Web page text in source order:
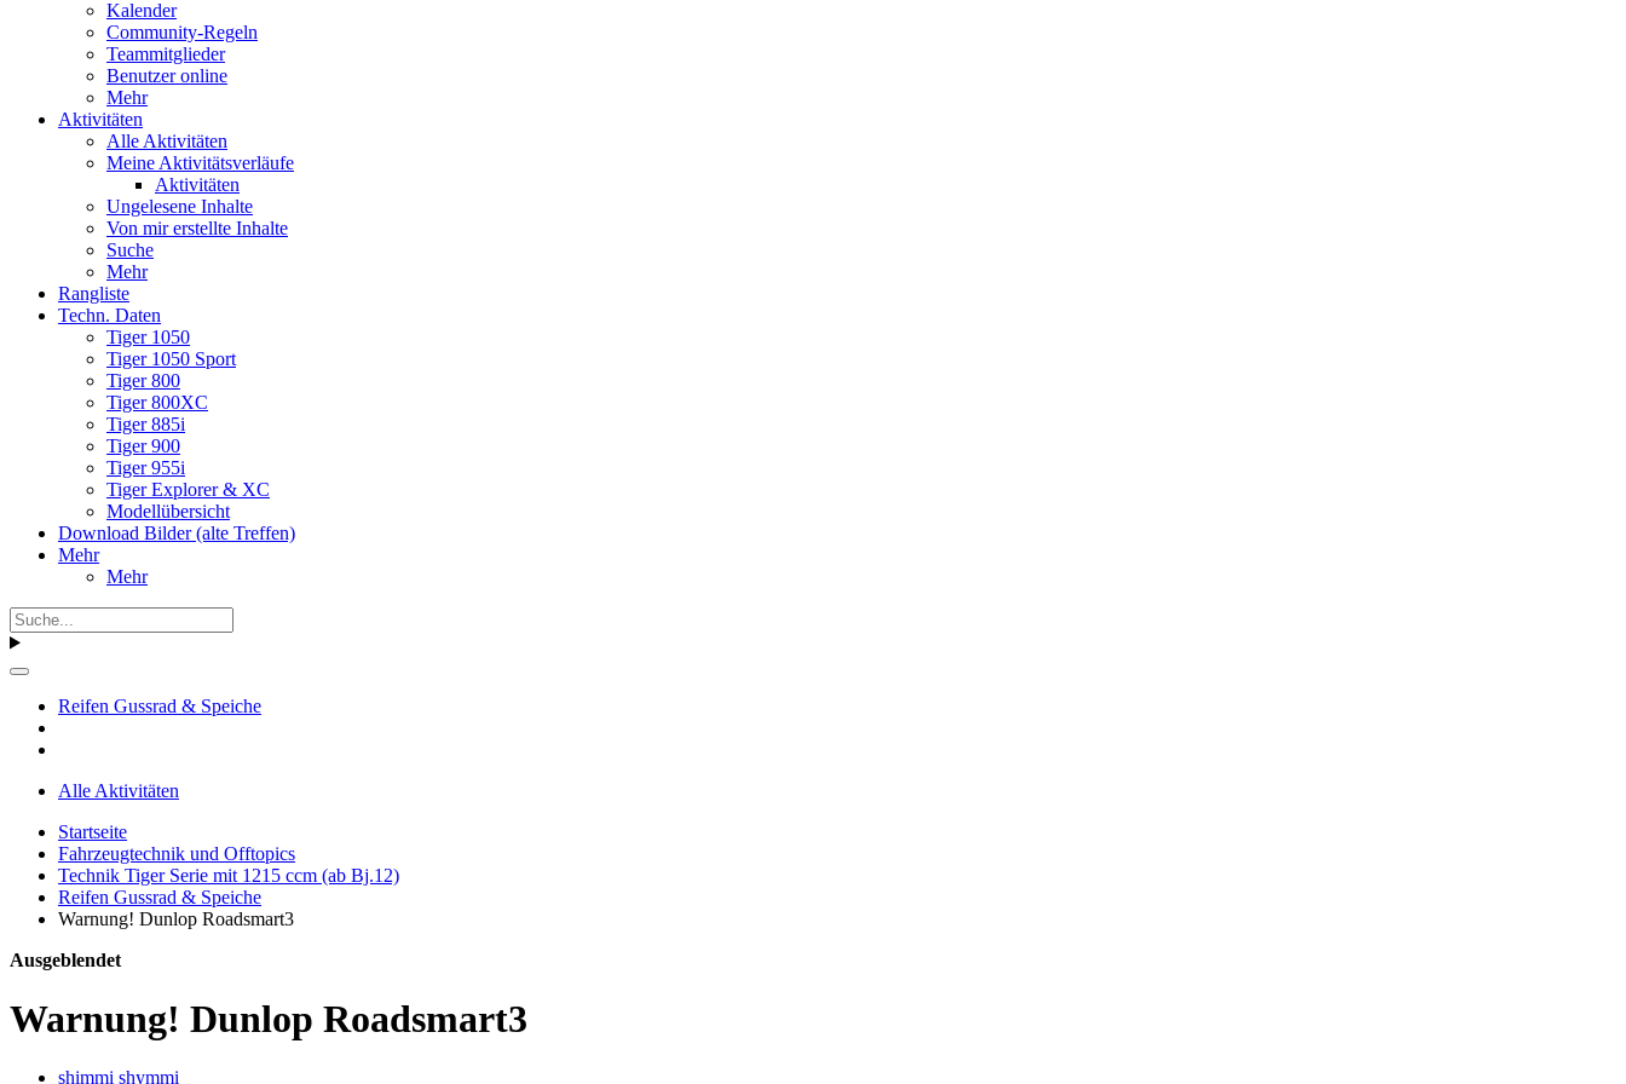
Kalender
Community-Regeln
Teammitglieder
Benutzer online
Mehr
Aktivitäten
Alle Aktivitäten
Meine Aktivitätsverläufe
Aktivitäten
Ungelesene Inhalte
Von mir erstellte Inhalte
Suche
Mehr
Rangliste
Techn. Daten
Tiger 1050
Tiger 1050 Sport
Tiger 800
Tiger 800XC
Tiger 885i
Tiger 900
Tiger 955i
Tiger Explorer & XC
Modellübersicht
Download Bilder (alte Treffen)
Mehr
Mehr
Reifen Gussrad & Speiche
Alle Aktivitäten
Startseite
Fahrzeugtechnik und Offtopics
Technik Tiger Serie mit 1215 ccm (ab Bj.12)
Reifen Gussrad & Speiche
Warnung! Dunlop Roadsmart3
Ausgeblendet
Warnung! Dunlop Roadsmart3
shimmi shymmi